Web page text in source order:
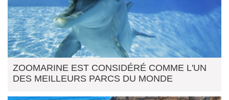
ZOOMARINE EST CONSIDÉRÉ COMME L'UN
DES MEILLEURS PARCS DU MONDE